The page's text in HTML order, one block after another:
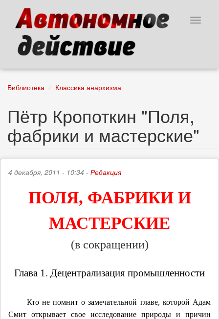
основному
содержанию
Toggle
Библиотека Классика анархизма
Пётр Кропоткин "Поля,
фабрики и мастерские"
4 декабря, 2011 - 10:34 - Редакция
ПОЛЯ, ФАБРИКИ И
МАСТЕРСКИЕ
(в сокращении)
Глава 1. Децентрализация промышленности
Кто не помнит о замечательной главе, которой Адам
Смит открывает свое исследование природы и причин